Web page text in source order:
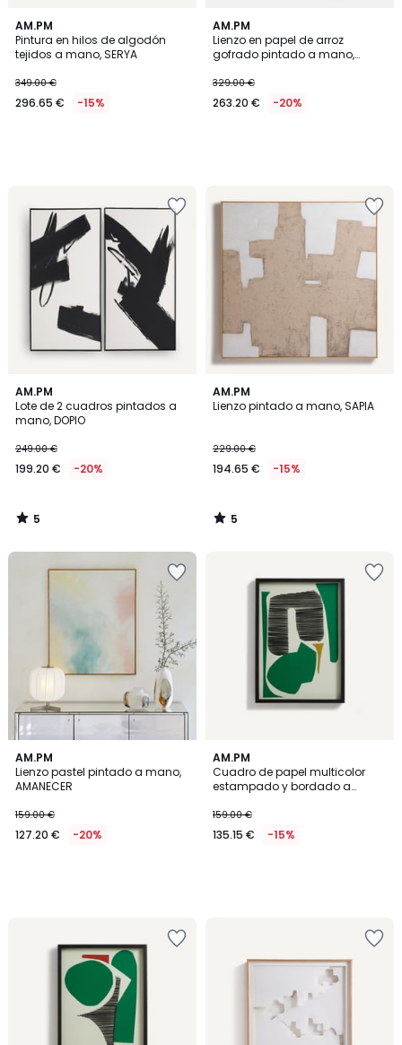
AM.PM
Pintura en hilos de algodón
tejidos a mano, SERYA
349.00 €
296.65 € -15%
AM.PM
Lienzo en papel de arroz
gofrado pintado a mano,
329.00 €
263.20 € -20%
AM.PM
Lote de 2 cuadros pintados a
mano, DOPIO
249.00 €
199.20 € -20%
5
/
5
5
/
AM.PM
Lienzo pintado a mano, SAPIA
229.00 €
194.65 € -15%
5
/
5
/
AM.PM
Lienzo pastel pintado a mano,
AMANECER
159.00 €
127.20 € -20%
AM.PM
Cuadro de papel multicolor
estampado y bordado a
159.00 €
135.15 € -15%